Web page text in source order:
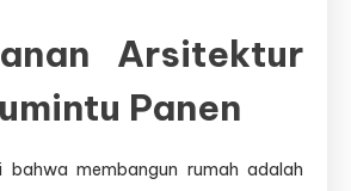
Arsitektur
Panen
bahwa membangun rumah adalah